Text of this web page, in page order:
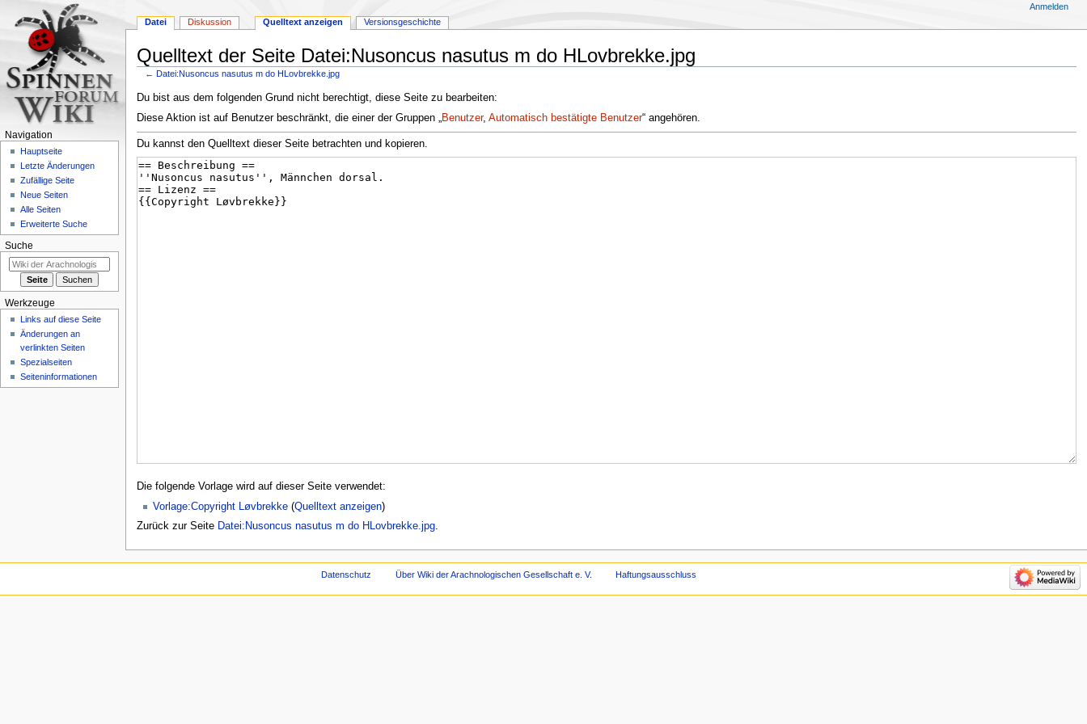
Quelltext der Seite Datei:Nusoncus nasutus m do HLovbrekke.jpg
← Datei:Nusoncus nasutus m do HLovbrekke.jpg
Zur
Navigation
Zur
Suche
Du bist aus dem folgenden Grund nicht berechtigt, diese Seite zu bearbeiten:
Diese Aktion ist auf Benutzer beschränkt, die einer der Gruppen „Benutzer, Automatisch bestätigte Benutzer“ angehören.
Du kannst den Quelltext dieser Seite betrachten und kopieren.
Die folgende Vorlage wird auf dieser Seite verwendet:
Vorlage:Copyright Løvbrekke(Quelltext anzeigen)
Zurück zur Seite Datei:Nusoncus nasutus m do HLovbrekke.jpg.
Datei Diskussion Quelltext anzeigen Versionsgeschichte
Anmelden
Navigation
Hauptseite
Letzte Änderungen
Zufällige Seite
Neue Seiten
Alle Seiten
Erweiterte Suche
Suche
Werkzeuge
Links auf diese Seite
Änderungen an
verlinkten Seiten
Spezialseiten
Seiten­­informationen
Datenschutz Über Wiki der Arachnologischen Gesellschaft e. V. Haftungsausschluss